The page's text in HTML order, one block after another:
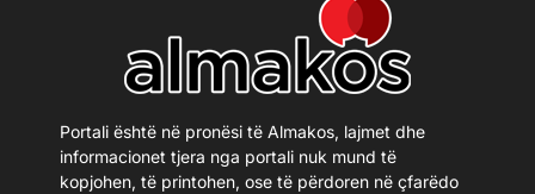
Portali është në pronësi të Almakos, lajmet dhe
informacionet tjera nga portali nuk mund të
kopjohen, të printohen, ose të përdoren në çfarëdo